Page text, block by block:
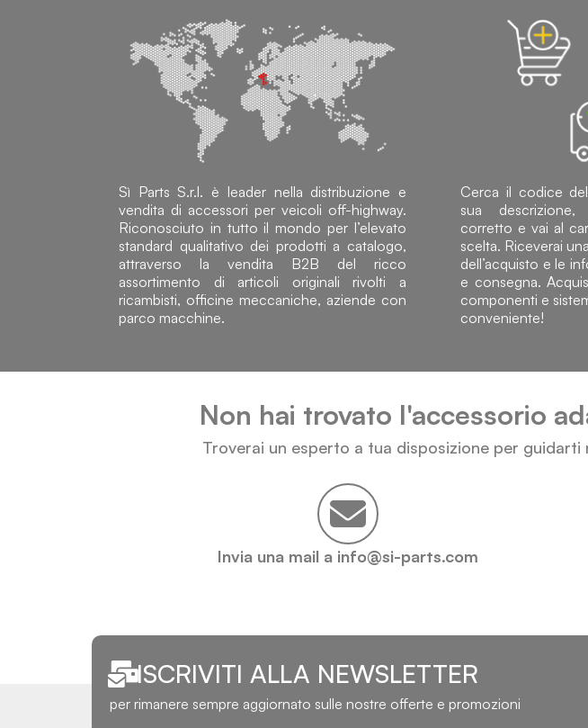
Sì Parts S.r.l. è leader nella distribuzione e
vendita di accessori per veicoli off-highway.
Riconosciuto in tutto il mondo per l’elevato
standard qualitativo dei prodotti a catalogo,
attraverso la vendita B2B del ricco
assortimento di articoli originali rivolti a
ricambisti, officine meccaniche, aziende con
parco macchine.
Cerca il codice
sua
corretto e vai al
scelta. Riceverai
dell’acquisto e le
e consegna.
componenti e
conveniente!
Non hai trovato l'accessorio
Troverai un esperto a tua disposizione per
Invia una mail a info@si-parts.com
ISCRIVITI ALLA NEWSLETTER
per rimanere sempre aggiornato sulle nostre offerte e promozioni